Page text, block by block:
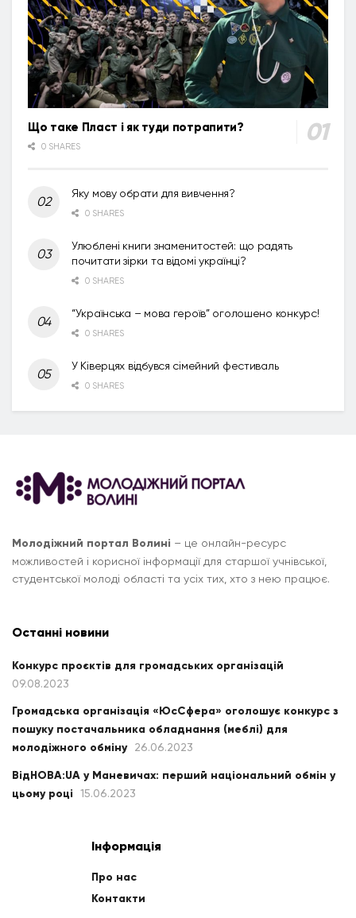
Що таке Пласт і як туди потрапити?
0 SHARES
Яку мову обрати для вивчення?
0 SHARES
Улюблені книги знаменитостей: що радять
почитати зірки та відомі українці?
0 SHARES
“Українська – мова героїв” оголошено конкурс!
0 SHARES
У Ківерцях відбувся сімейний фестиваль
0 SHARES
Молодіжний портал Волині – це онлайн-ресурс
можливостей і корисної інформації для старшої учнівської,
студентської молоді області та усіх тих, хто з нею працює.
Останні новини
Конкурс проєктів для громадських організацій
09.08.2023
Громадська організація «ЮсСфера» оголошує конкурс з
пошуку постачальника обладнання (меблі) для
молодіжного обміну
26.06.2023
ВідНОВА:UA у Маневичах: перший національний обмін у
цьому році
15.06.2023
Інформація
Про нас
Контакти